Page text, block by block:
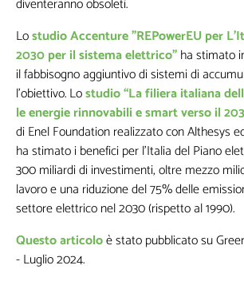
diventeranno obsoleti.
Lostudio Accenture "REPowerEU per
2030 per il sistema elettrico"ha stimato
il fabbisogno aggiuntivo di sistemi di
l'obiettivo. Lostudio “La filiera italiana
le energie rinnovabili e smart verso il
di Enel Foundation realizzato con Althesys
ha stimato i benefici per l’Italia del Piano
300 miliardi di investimenti, oltre mezzo
lavoro e una riduzione del 75% delle
settore elettrico nel 2030 (rispetto al 1990).
Questo articoloè stato pubblicato su
- Luglio 2024.